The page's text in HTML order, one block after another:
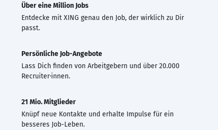
Über eine Million Jobs
Entdecke mit XING genau den Job, der wirklich zu Dir
passt.
Persönliche Job-Angebote
Lass Dich finden von Arbeitgebern und über 20.000
Recruiter·innen.
21 Mio. Mitglieder
Knüpf neue Kontakte und erhalte Impulse für ein
besseres Job-Leben.